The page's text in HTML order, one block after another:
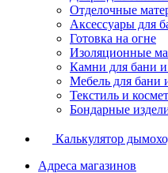
Отделочные
Аксессуары для
Готовка на огне
Изоляционные
Камни для бани
Мебель для бани
Текстиль и
Бондарные
Калькулятор
Адреса магазинов